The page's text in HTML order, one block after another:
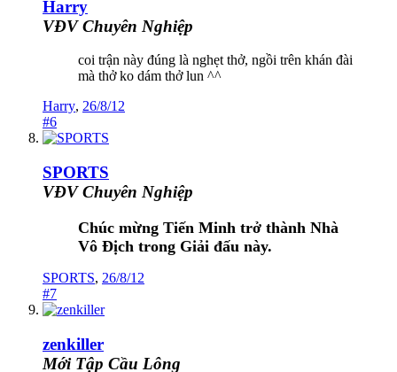
Harry
VĐV Chuyên Nghiệp
coi trận này đúng là nghẹt thở, ngồi trên khán đài
mà thở ko dám thở lun ^^
Harry, 26/8/12
#6
SPORTS
VĐV Chuyên Nghiệp
Chúc mừng Tiến Minh trở thành Nhà
Vô Địch trong Giải đấu này.
SPORTS, 26/8/12
#7
zenkiller
Mới Tập Cầu Lông